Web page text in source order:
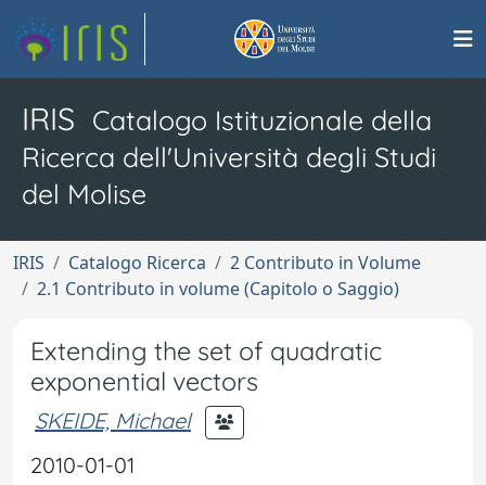
IRIS Catalogo Istituzionale della
Ricerca dell'Università degli Studi
del Molise
IRIS Catalogo Ricerca
2 Contributo in Volume
2.1 Contributo in volume (Capitolo o Saggio)
Extending the set of quadratic
exponential vectors
SKEIDE, Michael
2010-01-01